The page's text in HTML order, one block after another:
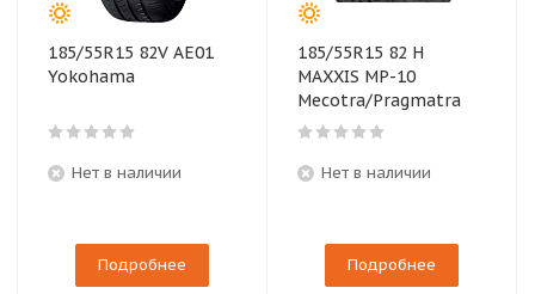
185/55R15 82V AE01
Yokohama
Нет в наличии
Подробнее
185/55R15 82 H
MAXXIS MP-10
Mecotra/Pragmatra
Нет в наличии
Подробнее